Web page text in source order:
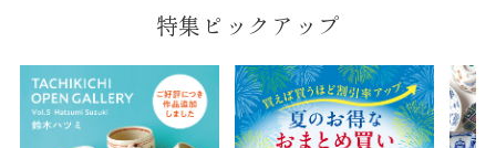
高さ
幅
14cm
特集ピックアップ